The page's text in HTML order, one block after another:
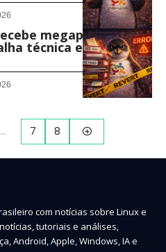
megapacote com
técnica exige recuo
… 7 8
com notícias sobre Linux e
tutoriais e análises,
Android, Apple, Windows, IA e